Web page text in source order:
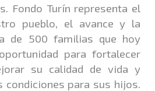
Fondo Turín representa el
pueblo, el avance y la
de 500 familias que hoy
para fortalecer
su calidad de vida y
condiciones para sus hijos.